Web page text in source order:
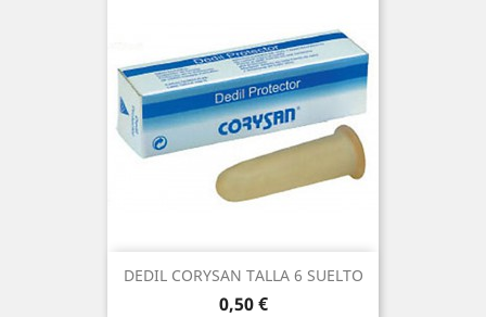
DEDIL CORYSAN TALLA 6 SUELTO
Precio
0,50 €